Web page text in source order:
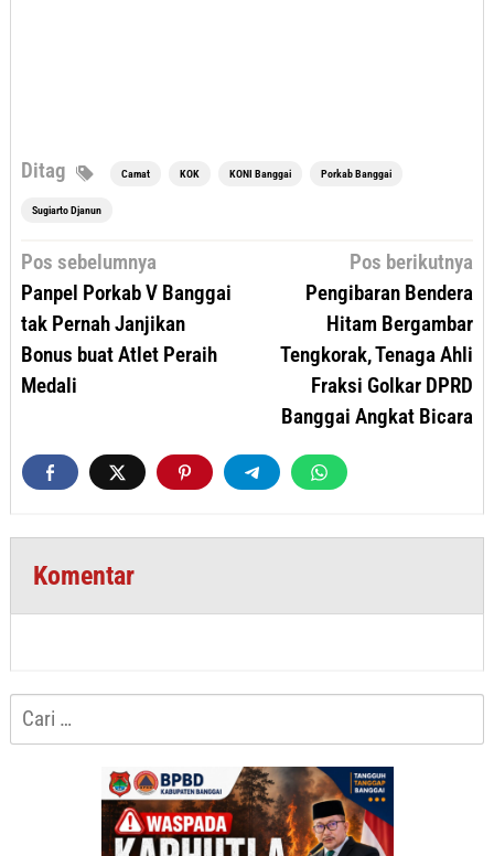
Ditag Camat KOK KONI Banggai Porkab Banggai
Sugiarto Djanun
Navigasi
Pos sebelumnya
Panpel Porkab V Banggai
tak Pernah Janjikan
Bonus buat Atlet Peraih
Medali
Pos berikutnya
Pengibaran Bendera
Hitam Bergambar
Tengkorak, Tenaga Ahli
Fraksi Golkar DPRD
Banggai Angkat Bicara
Komentar
Cari
untuk: